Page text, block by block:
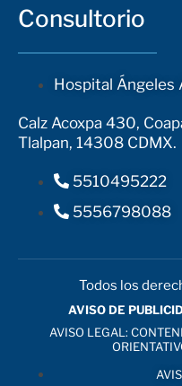
Consultorio
Hospital Ángeles
Calz Acoxpa 430,
Tlalpan, 14308 CDMX.
5510495222
5556798088
Todos los
AVISO DE
AVISO LEGAL: